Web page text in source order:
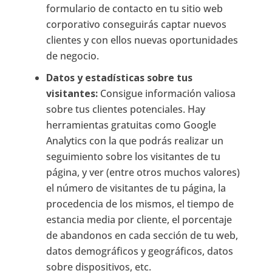
formulario de contacto en tu sitio web
corporativo conseguirás captar nuevos
clientes y con ellos nuevas oportunidades
de negocio.
Datos y estadísticas sobre tus
visitantes:Consigue información valiosa
sobre tus clientes potenciales. Hay
herramientas gratuitas como Google
Analytics con la que podrás realizar un
seguimiento sobre los visitantes de tu
página, y ver (entre otros muchos valores)
el número de visitantes de tu página, la
procedencia de los mismos, el tiempo de
estancia media por cliente, el porcentaje
de abandonos en cada sección de tu web,
datos demográficos y geográficos, datos
sobre dispositivos, etc.